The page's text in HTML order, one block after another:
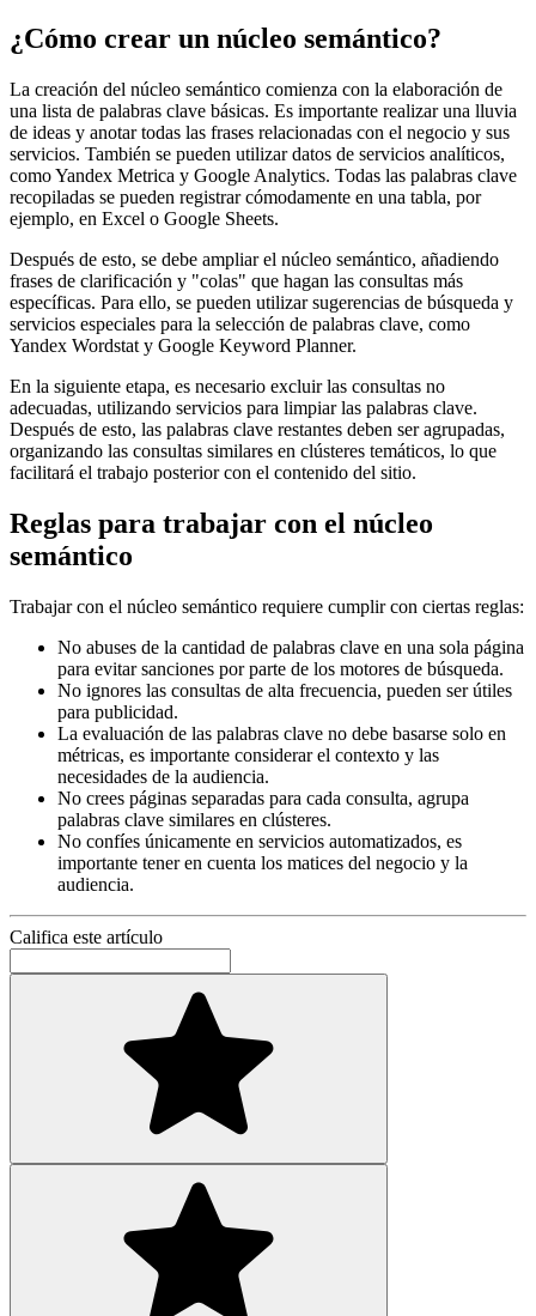
¿Cómo crear un núcleo semántico?
La creación del núcleo semántico comienza con la elaboración de
una lista de palabras clave básicas. Es importante realizar una lluvia
de ideas y anotar todas las frases relacionadas con el negocio y sus
servicios. También se pueden utilizar datos de servicios analíticos,
como Yandex Metrica y Google Analytics. Todas las palabras clave
recopiladas se pueden registrar cómodamente en una tabla, por
ejemplo, en Excel o Google Sheets.
Después de esto, se debe ampliar el núcleo semántico, añadiendo
frases de clarificación y "colas" que hagan las consultas más
específicas. Para ello, se pueden utilizar sugerencias de búsqueda y
servicios especiales para la selección de palabras clave, como
Yandex Wordstat y Google Keyword Planner.
En la siguiente etapa, es necesario excluir las consultas no
adecuadas, utilizando servicios para limpiar las palabras clave.
Después de esto, las palabras clave restantes deben ser agrupadas,
organizando las consultas similares en clústeres temáticos, lo que
facilitará el trabajo posterior con el contenido del sitio.
Reglas para trabajar con el núcleo
semántico
Trabajar con el núcleo semántico requiere cumplir con ciertas reglas:
No abuses de la cantidad de palabras clave en una sola página
para evitar sanciones por parte de los motores de búsqueda.
No ignores las consultas de alta frecuencia, pueden ser útiles
para publicidad.
La evaluación de las palabras clave no debe basarse solo en
métricas, es importante considerar el contexto y las
necesidades de la audiencia.
No crees páginas separadas para cada consulta, agrupa
palabras clave similares en clústeres.
No confíes únicamente en servicios automatizados, es
importante tener en cuenta los matices del negocio y la
audiencia.
Califica este artículo